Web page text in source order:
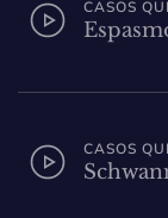
CASOS
CASOS